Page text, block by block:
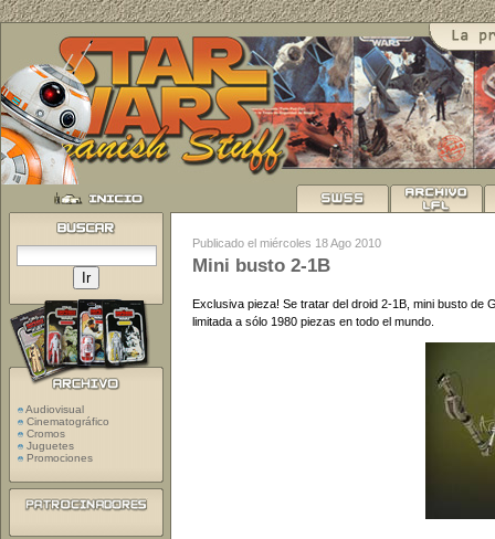
Publicado el miércoles 18 Ago 2010
Mini busto 2-1B
Exclusiva pieza! Se tratar del droid 2-1B, mini busto de
limitada a sólo 1980 piezas en todo el mundo.
Audiovisual
Cinematográfico
Cromos
Juguetes
Promociones